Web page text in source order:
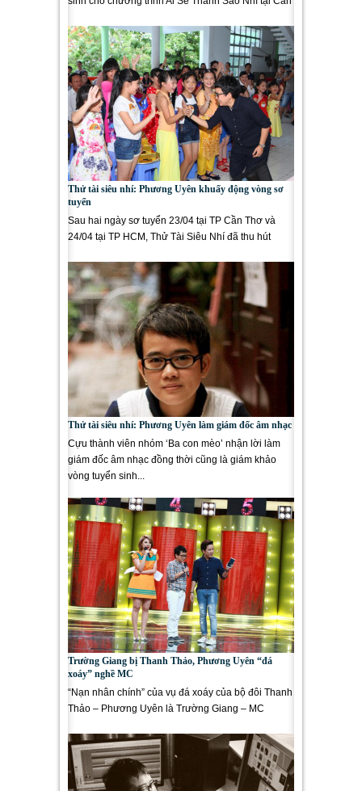
Thử tài siêu nhí: Phương Uyên khuấy động vòng sơ
tuyển
Sau hai ngày sơ tuyển 23/04 tại TP Cần Thơ và
24/04 tại TP HCM, Thử Tài Siêu Nhí đã thu hút
Thử tài siêu nhí: Phương Uyên làm giám đốc âm nhạc
Cựu thành viên nhóm ‘Ba con mèo’ nhận lời làm
giám đốc âm nhạc đồng thời cũng là giám khảo
vòng tuyển sinh...
Trường Giang bị Thanh Thảo, Phương Uyên “đá
xoáy” nghề MC
“Nạn nhân chính” của vụ đá xoáy của bộ đôi Thanh
Thảo – Phương Uyên là Trường Giang – MC